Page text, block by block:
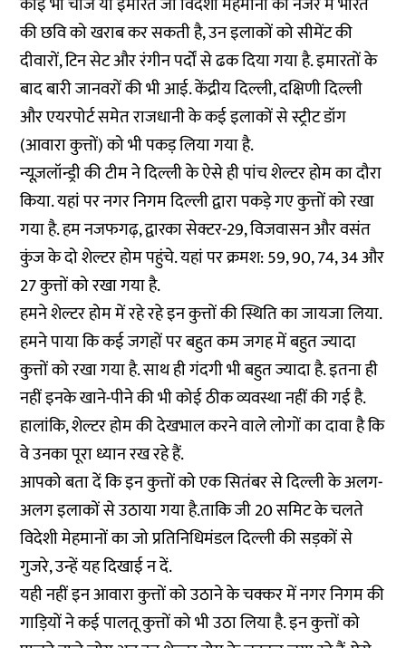
की छवि को खराब कर सकती है, उन इलाकों को सीमेंट की
दीवारों, टिन सेट और रंगीन पर्दों से ढक दिया गया है. इमारतों के
बाद बारी जानवरों की भी आई. केंद्रीय दिल्ली, दक्षिणी दिल्ली
और एयरपोर्ट समेत राजधानी के कई इलाकों से स्ट्रीट डॉग
(आवारा कुत्तों) को भी पकड़ लिया गया है.
न्यूज़लॉन्ड्री की टीम ने दिल्ली के ऐसे ही पांच शेल्टर होम का दौरा
किया. यहां पर नगर निगम दिल्ली द्वारा पकड़े गए कुत्तों को रखा
गया है. हम नजफगढ़, द्वारका सेक्टर-29, विजवासन और वसंत
कुंज के दो शेल्टर होम पहुंचे. यहां पर क्रमश: 59, 90, 74, 34 और
27 कुत्तों को रखा गया है.
हमने शेल्टर होम में रहे रहे इन कुत्तों की स्थिति का जायजा लिया.
हमने पाया कि कई जगहों पर बहुत कम जगह में बहुत ज्यादा
कुत्तों को रखा गया है. साथ ही गंदगी भी बहुत ज्यादा है. इतना ही
नहीं इनके खाने-पीने की भी कोई ठीक व्यवस्था नहीं की गई है.
हालांकि, शेल्टर होम की देखभाल करने वाले लोगों का दावा है कि
वे उनका पूरा ध्यान रख रहे हैं.
आपको बता दें कि इन कुत्तों को एक सितंबर से दिल्ली के अलग-
अलग इलाकों से उठाया गया है.ताकि जी 20 समिट के चलते
विदेशी मेहमानों का जो प्रतिनिधिमंडल दिल्ली की सड़कों से
गुजरे, उन्हें यह दिखाई न दें.
यही नहीं इन आवारा कुत्तों को उठाने के चक्कर में नगर निगम की
गाड़ियों ने कई पालतू कुत्तों को भी उठा लिया है. इन कुत्तों को